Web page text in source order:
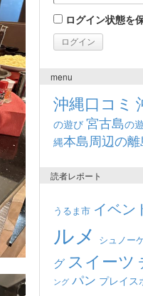
ログイン状態を
menu
沖縄口コミ
の遊び 宮古島の
縄本島周辺の離
読者レポート
うるま市 イベン
ルメ シュノー
グ スイーツ
ング パン プレイス